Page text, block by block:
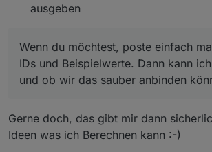
ausgeben
Wenn du möchtest, poste einfach
IDs und Beispielwerte. Dann kann
und ob wir das sauber anbinden
Gerne doch, das gibt mir dann
Ideen was ich Berechnen kann :-)